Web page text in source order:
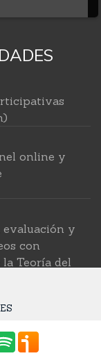
online y
evaluación y
con
Teoría del